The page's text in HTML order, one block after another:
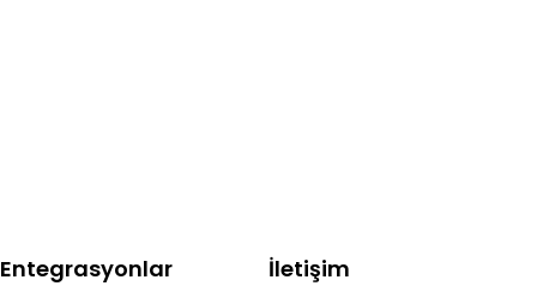
Entegrasyonlar İletişim